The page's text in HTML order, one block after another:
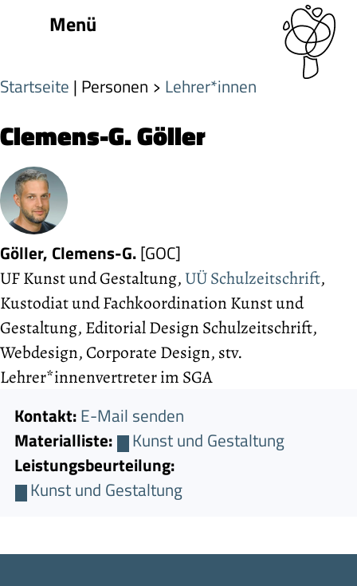
Menü
Startseite | Personen Lehrer*innen
Clemens-G. Göller
Göller, Clemens-G.[GOC]
UF Kunst und Gestaltung, UÜ Schulzeitschrift,
Kus­to­diat und Fach­­ko­ordi­na­tion Kunst und
Gestaltung, Editorial Design Schulzeitschrift,
Webdesign, Cor­por­ate Design, stv.
Lehrer*innenvertreter im SGA
Kontakt:E-Mail senden
Materialliste:
Kunst und Gestaltung
Leistungsbeurteilung:
Kunst und Gestaltung